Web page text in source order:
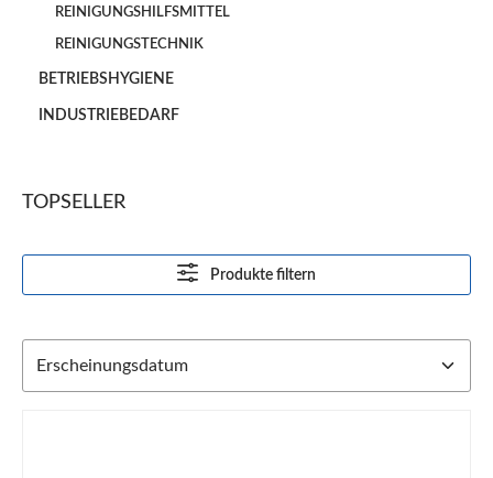
REINIGUNGSHILFSMITTEL
REINIGUNGSTECHNIK
BETRIEBSHYGIENE
INDUSTRIEBEDARF
TOPSELLER
Produkte filtern